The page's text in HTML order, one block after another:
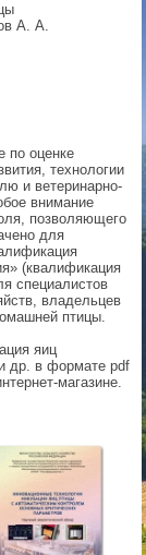
А. А.
по оценке
технологии
и ветеринарно-
внимание
позволяющего
для
(квалификация
специалистов
владельцев
птицы.
яиц
др. в формате pdf
магазине.